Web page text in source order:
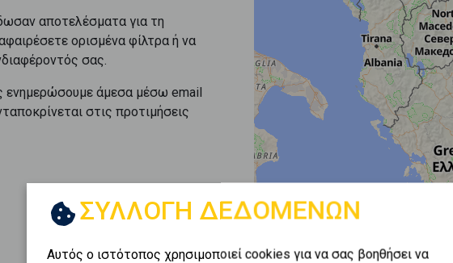
αποτελέσματα για τη
ορισμένα φίλτρα ή να
σας.
ενημερώσουμε άμεσα μέσω email
στις προτιμήσεις
ΣΥΛΛΟΓΗ ΔΕΔΟΜΕΝΩΝ
Αυτός ο ιστότοπος χρησιμοποιεί cookies για να σας βοηθήσει να